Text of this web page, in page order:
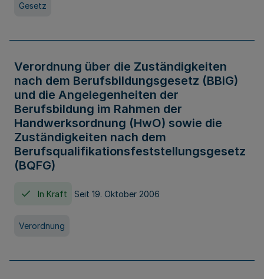
Gesetz
Verordnung über die Zuständigkeiten
nach dem Berufsbildungsgesetz (BBiG)
und die Angelegenheiten der
Berufsbildung im Rahmen der
Handwerksordnung (HwO) sowie die
Zuständigkeiten nach dem
Berufsqualifikationsfeststellungsgesetz
(BQFG)
In Kraft Seit 19. Oktober 2006
Verordnung